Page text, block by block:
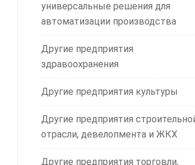
универсальные решения для
автоматизации производства
Другие предприятия
здравоохранения
Другие предприятия культуры
Другие предприятия
отрасли, девелопмента и ЖКХ
Другие предприятия торговли,